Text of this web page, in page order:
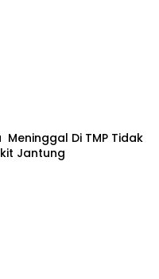
Meninggal Di TMP Tidak
Jantung